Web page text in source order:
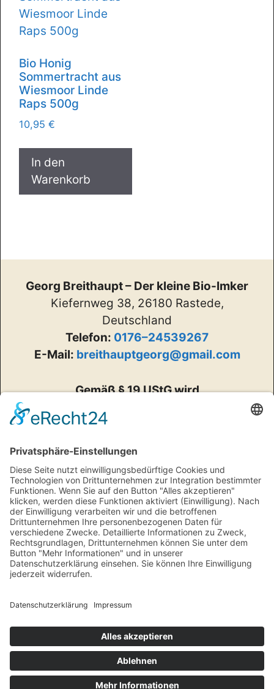
Bio Honig
Sommertracht aus
Wiesmoor Linde
Raps 500g
10,95 €
In den
Warenkorb
Georg Breithaupt – Der kleine Bio-Imker
Kiefernweg 38, 26180 Rastede,
Deutschland
Telefon: 0176–24539267
E-Mail: breithauptgeorg@gmail.com
Gemäß § 19 UStG wird
oder ausgewiesen
Bio-Zertifikat A·B·Cert
EU BIO DE-NI-006-33880-A
Allgemeine Geschäftsbedingungen (AGB)
Widerruf
Georg Breithaupt - Der kleine Bio-
Imker